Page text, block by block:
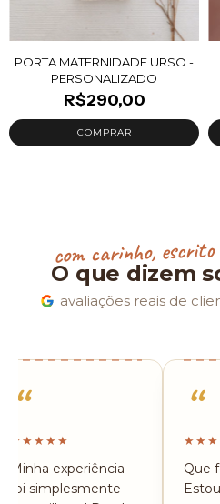
PORTA MATERNIDADE URSO -
PERSONALIZADO
R$290,00
com carinho,
O que dizem
avaliações reais de
“
★★★★★
Minha experiência
foi simplesmente
“
Que
Estou